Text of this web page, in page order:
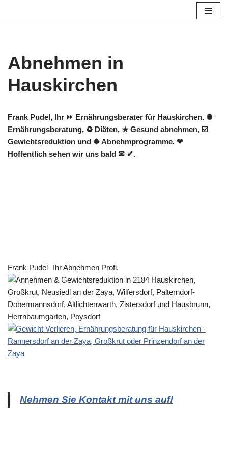
Abnehmen in
Hauskirchen
Frank Pudel, Ihr ⏩ Ernährungsberater für Hauskirchen. ✺
Ernährungsberatung, ♻ Diäten, ★ Gesund abnehmen, ☑️
Gewichtsreduktion und ✹ Abnehmprogramme. ❤
Hoffentlich sehen wir uns bald ✉ ✔.
Frank Pudel Ihr Abnehmen Profi.
Nehmen Sie Kontakt mit uns auf!